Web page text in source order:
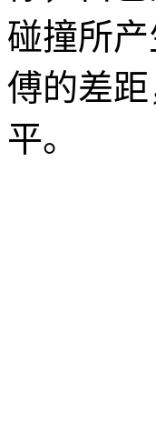
碰撞所
傅的差
平。